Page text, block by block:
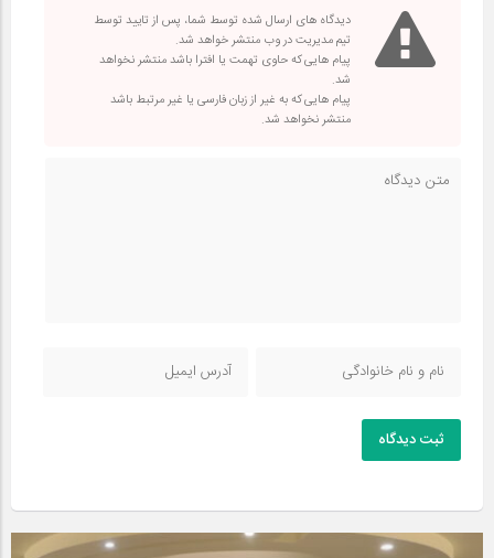
دیدگاه های ارسال شده توسط شما، پس از تایید توسط
تیم مدیریت در وب منتشر خواهد شد.
پیام هایی که حاوی تهمت یا افترا باشد منتشر نخواهد
شد.
پیام هایی که به غیر از زبان فارسی یا غیر مرتبط باشد
منتشر نخواهد شد.
ثبت دیدگاه